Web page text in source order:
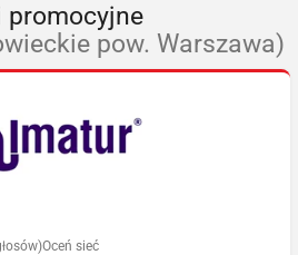
pow. Warszawa)
Oceń sieć